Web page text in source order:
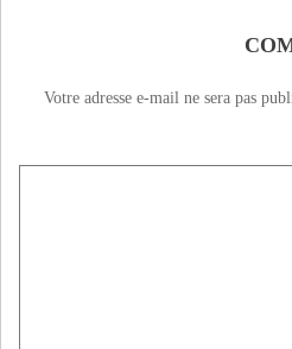
Votre adresse e-mail ne sera pas